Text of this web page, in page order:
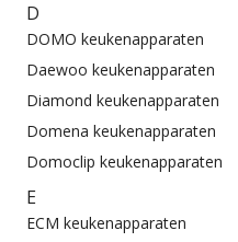
D
DOMO keukenapparaten
Daewoo keukenapparaten
Diamond keukenapparaten
Domena keukenapparaten
Domoclip keukenapparaten
E
ECM keukenapparaten